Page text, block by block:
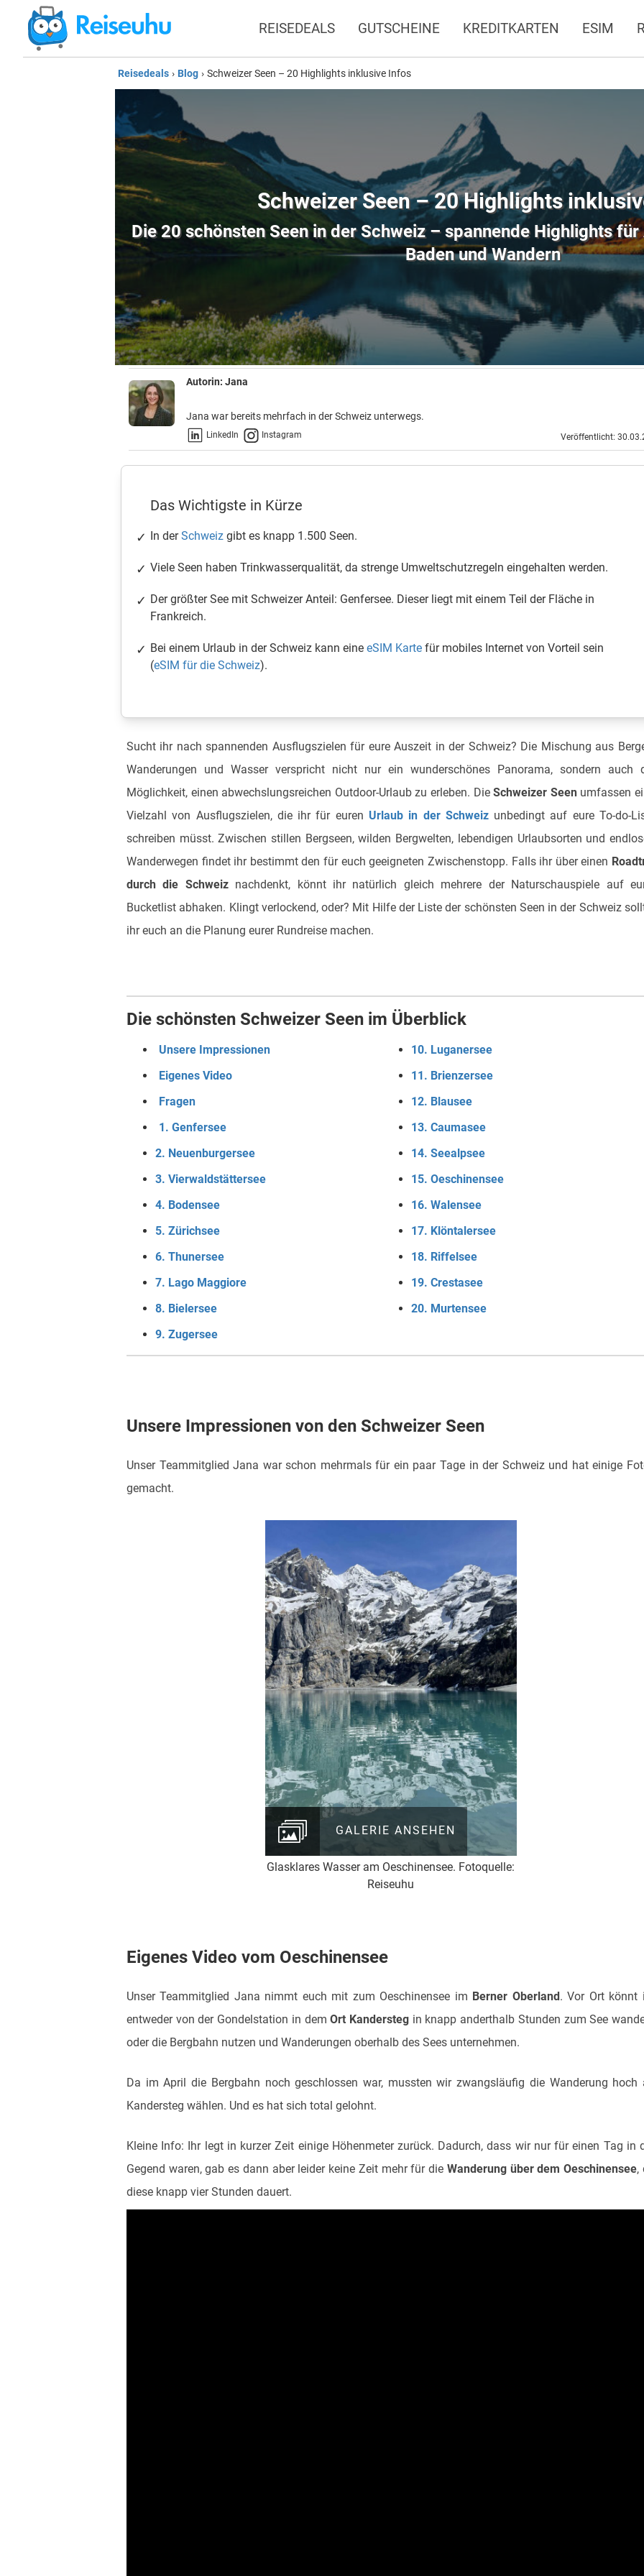
REISEDEALS GUTSCHEINE KREDITKARTEN ESIM
Reisedeals › Blog › Schweizer Seen – 20 Highlights inklusive Infos
Schweizer Seen – 20 Highlights
Die 20 schönsten Seen in der Schweiz – spannende Highlights
Baden und Wandern
Autorin:Jana
Jana war bereits mehrfach in der Schweiz unterwegs.
LinkedIn Instagram Veröffentlicht:
Das Wichtigste in Kürze
In derSchweiz gibt es knapp 1.500 Seen.
Viele Seen haben Trinkwasserqualität, da strenge Umweltschutzregeln eingehalten werden.
Der größter See mit Schweizer Anteil: Genfersee. Dieser liegt mit einem Teil der Fläche in
Frankreich.
Bei einem Urlaub in der Schweiz kann eine eSIM Karte für mobiles Internet von Vorteil sein
(eSIM für die Schweiz).
Sucht ihr nach spannenden Ausflugszielen für eure Auszeit in der Schweiz? Die Mischung aus
Wanderungen und Wasser verspricht nicht nur ein wunderschönes Panorama, sondern auch
Möglichkeit, einen abwechslungsreichen Outdoor-Urlaub zu erleben. DieSchweizer Seenumfassen
Vielzahl von Ausflugszielen, die ihr für euren Urlaub in der Schweizunbedingt auf eure To-do-
schreiben müsst. Zwischen stillen Bergseen, wilden Bergwelten, lebendigen Urlaubsorten und
Wanderwegen findet ihr bestimmt den für euch geeigneten Zwischenstopp. Falls ihr über einen
durch die Schweiznachdenkt, könnt ihr natürlich gleich mehrere der Naturschauspiele auf
Bucketlist abhaken. Klingt verlockend, oder? Mit Hilfe der Liste der schönsten Seen in der Schweiz
ihr euch an die Planung eurer Rundreise machen.
Die schönsten Schweizer Seen im Überblick
Unsere Impressionen
Eigenes Video
Fragen
1. Genfersee
2. Neuenburgersee
3. Vierwaldstättersee
4. Bodensee
5. Zürichsee
6. Thunersee
7. Lago Maggiore
8. Bielersee
9. Zugersee
10. Luganersee
11. Brienzersee
12. Blausee
13. Caumasee
14. Seealpsee
15. Oeschinensee
16. Walensee
17. Klöntalersee
18. Riffelsee
19. Crestasee
20. Murtensee
Unsere Impressionen von den Schweizer Seen
Unser Teammitglied Jana war schon mehrmals für ein paar Tage in der Schweiz und hat einige
gemacht.
Glasklares Wasser am Oeschinensee. Fotoquelle:
Reiseuhu
GALERIE ANSEHEN
Eigenes Video vom Oeschinensee
Unser Teammitglied Jana nimmt euch mit zum Oeschinensee im Berner Oberland. Vor Ort könnt
entweder von der Gondelstation in demOrt Kanderstegin knapp anderthalb Stunden zum See
oder die Bergbahn nutzen und Wanderungen oberhalb des Sees unternehmen.
Da im April die Bergbahn noch geschlossen war, mussten wir zwangsläufig die Wanderung hoch
Kandersteg wählen. Und es hat sich total gelohnt.
Kleine Info: Ihr legt in kurzer Zeit einige Höhenmeter zurück. Dadurch, dass wir nur für einen Tag in
Gegend waren, gab es dann aber leider keine Zeit mehr für die Wanderung über dem Oeschinensee,
diese knapp vier Stunden dauert.